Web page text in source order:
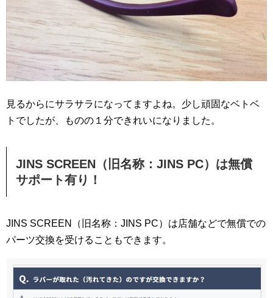
見るからにサラサラになってますよね。少し頑固なベトベ
トでしたが、ものの１分できれいになりました。
JINS SCREEN（旧名称：JINS PC）は無償
サポート有り！
JINS SCREEN（旧名称：JINS PC）は店舗などで無償での
パーツ交換を受けることもできます。